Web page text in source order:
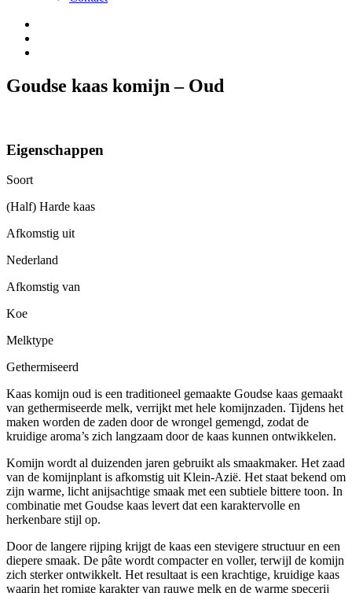
Goudse kaas komijn – Oud
Eigenschappen
Soort
(Half) Harde kaas
Afkomstig uit
Nederland
Afkomstig van
Koe
Melktype
Gethermiseerd
Kaas komijn oud is een traditioneel gemaakte Goudse kaas gemaakt
van gethermiseerde melk, verrijkt met hele komijnzaden. Tijdens het
maken worden de zaden door de wrongel gemengd, zodat de
kruidige aroma’s zich langzaam door de kaas kunnen ontwikkelen.
Komijn wordt al duizenden jaren gebruikt als smaakmaker. Het zaad
van de komijnplant is afkomstig uit Klein-Azië. Het staat bekend om
zijn warme, licht anijsachtige smaak met een subtiele bittere toon. In
combinatie met Goudse kaas levert dat een karaktervolle en
herkenbare stijl op.
Door de langere rijping krijgt de kaas een stevigere structuur en een
diepere smaak. De pâte wordt compacter en voller, terwijl de komijn
zich sterker ontwikkelt. Het resultaat is een krachtige, kruidige kaas
waarin het romige karakter van rauwe melk en de warme specerij